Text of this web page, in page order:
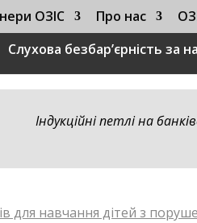
ОЗІС Про нас
Слухова безбар’єрність за
Індукційні петлі на
для навчання дітей з